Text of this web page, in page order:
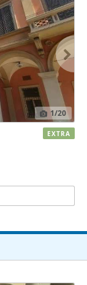
1/20
EXTRA